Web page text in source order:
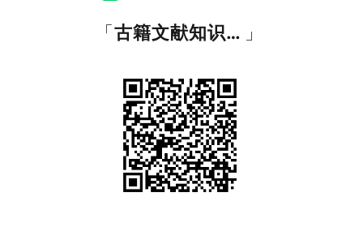
「 古籍文献知识图谱网 」